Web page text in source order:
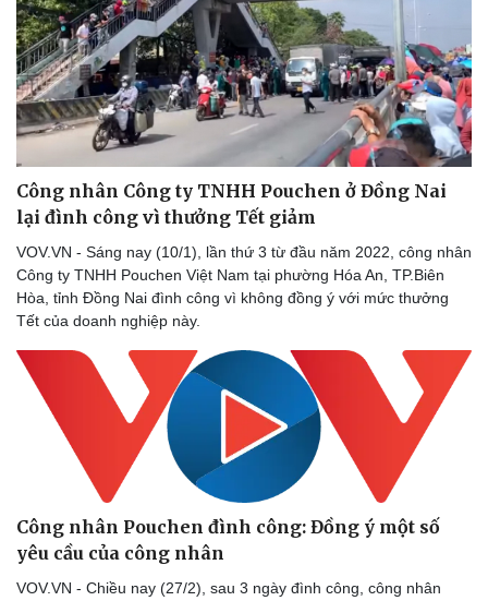
Bóng đá
Lịch thi đấu bóng đá
Thế giới thể thao
eSports
Ô tô - Xe máy
Ô tô
Xe máy
Công nhân Công ty TNHH Pouchen ở Đồng Nai
lại đình công vì thưởng Tết giảm
VOV.VN - Sáng nay (10/1), lần thứ 3 từ đầu năm 2022, công nhân
Công ty TNHH Pouchen Việt Nam tại phường Hóa An, TP.Biên
Hòa, tỉnh Đồng Nai đình công vì không đồng ý với mức thưởng
Tết của doanh nghiệp này.
Công nhân Pouchen đình công: Đồng ý một số
yêu cầu của công nhân
VOV.VN - Chiều nay (27/2), sau 3 ngày đình công, công nhân